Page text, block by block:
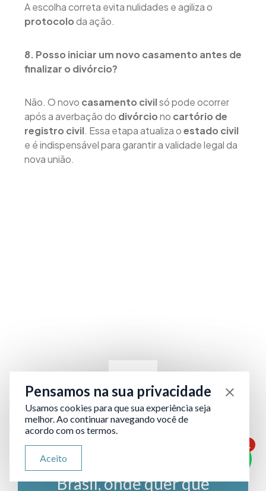
A escolha correta evita nulidades e agiliza o
protocoloda ação.
8. Posso iniciar um novo casamento antes de
finalizar o divórcio?
Não. O novo casamento civilsó pode ocorrer
após a averbação do divórciono cartório de
registro civil. Essa etapa atualiza oestado civil
e é indispensável para garantir a validade legal da
nova união.
Advocacia Online e
Acessível de todo o
Brasil, onde quer que
1
Pensamos na sua privacidade
Usamos cookies para que sua experiência seja
melhor. Ao continuar navegando você de
acordo com os termos.
Aceito